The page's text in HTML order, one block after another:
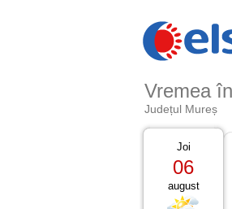
Vremea în
Județul Mureș
Joi
06
august